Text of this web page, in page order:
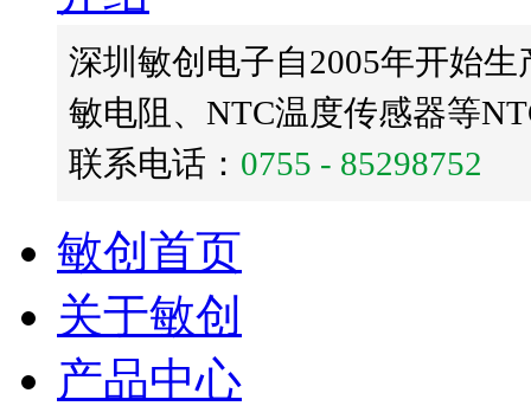
深圳敏创电子自2005年开始
敏电阻、NTC温度传感器等
联系电话： 0755 - 85298752
敏创首页
关于敏创
产品中心